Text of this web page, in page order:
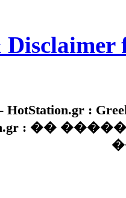
HotStation.gr :
: ��